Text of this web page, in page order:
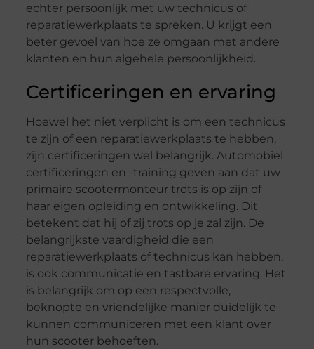
echter persoonlijk met uw technicus of
reparatiewerkplaats te spreken. U krijgt een
beter gevoel van hoe ze omgaan met andere
klanten en hun algehele persoonlijkheid.
Certificeringen en ervaring
Hoewel het niet verplicht is om een ​​technicus
te zijn of een reparatiewerkplaats te hebben,
zijn certificeringen wel belangrijk. Automobiel
certificeringen en -training geven aan dat uw
primaire scootermonteur trots is op zijn of
haar eigen opleiding en ontwikkeling. Dit
betekent dat hij of zij trots op je zal zijn. De
belangrijkste vaardigheid die een
reparatiewerkplaats of technicus kan hebben,
is ook communicatie en tastbare ervaring. Het
is belangrijk om op een respectvolle,
beknopte en vriendelijke manier duidelijk te
kunnen communiceren met een klant over
hun scooter behoeften.